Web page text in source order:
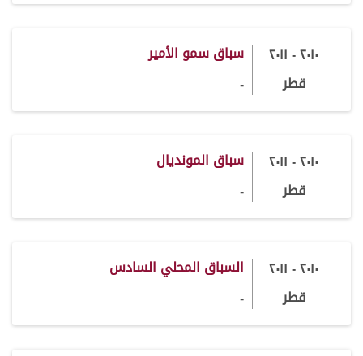
٢٠١٠ - ٢٠١١
قطر
سباق سمو الأمير
-
٢٠١٠ - ٢٠١١
قطر
سباق المونديال
-
٢٠١٠ - ٢٠١١
قطر
السباق المحلي السادس
-